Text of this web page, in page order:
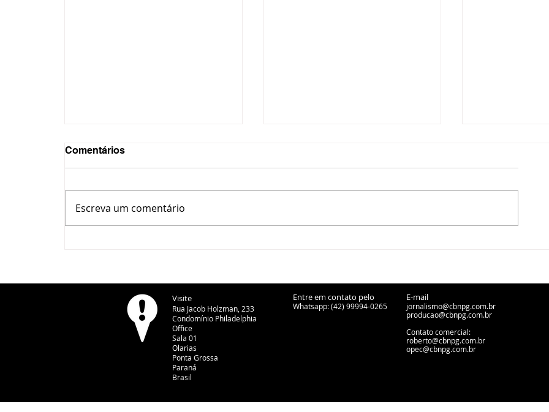
sábado
de abastecimento de água e
esgotamento sanitário
e Jéssica
Paciente - 22/
Comentários
Escreva um comentário
Visite
Rua Jacob Holzman, 233
Condomínio Philadelphia
Office
Sala 01
Olarias
Ponta Grossa
Paraná
Brasil
Entre em contato pelo
Whatsapp: (42) 99994-0265
E-mail
jornalismo@cbnpg.com.br
producao@cbnpg.com.br
Contato comercial:
roberto@cbnpg.com.br
opec@cbnpg.com.br